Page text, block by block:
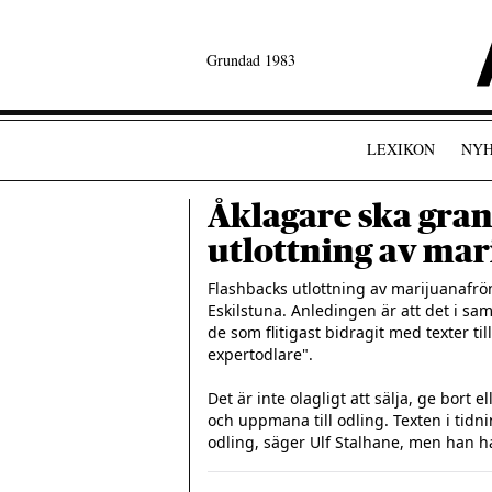
Grundad 1983
LEXIKON
Åklagare ska
utlottning av
Flashbacks utlottning av
Eskilstuna. Anledingen är att det i
de som flitigast bidragit med texter
expertodlare".
Det är inte olagligt att sälja, ge bort
och uppmana till odling. Texten i
odling, säger Ulf Stalhane, men han